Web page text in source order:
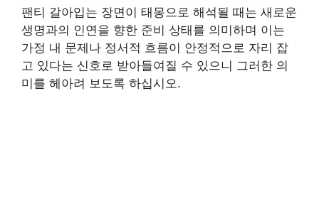
팬티 갈아입는 장면이 태몽으로 해석될 때는 새로운
생명과의 인연을 향한 준비 상태를 의미하며 이는
가정 내 문제나 정서적 흐름이 안정적으로 자리 잡
고 있다는 신호로 받아들여질 수 있으니 그러한 의
미를 헤아려 보도록 하십시오.